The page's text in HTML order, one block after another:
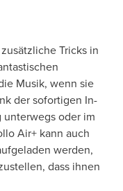
Tricks in
Musik, wenn sie
der sofortigen In-
unterwegs oder im
Air+ kann auch
werden,
dass ihnen